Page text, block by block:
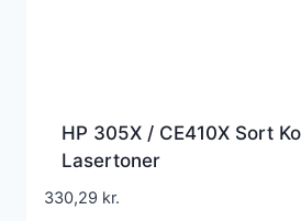
HP 305X / CE410X Sort
Lasertoner
330,29 kr.